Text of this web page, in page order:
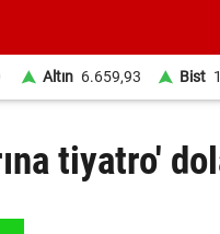
Altın 6.659,93 Bist
tiyatro'